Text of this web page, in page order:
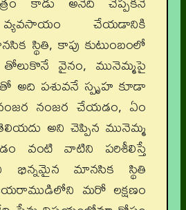
వ్యవసాయం చేయడానికి
స్థితి, కాపు కుటుంబంలో
వైనం, మునెమ్మపై
అది పశువనే స్పృహ కూడా
నంజర చేయడం, ఏం
అని చెప్పిన మునెమ్మ
వంటి వాటిని పరిశీలిస్తే
భిన్నమైన మానసిక స్థితి
మరో లక్షణం